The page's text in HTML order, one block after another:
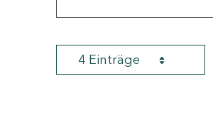
4 Einträge